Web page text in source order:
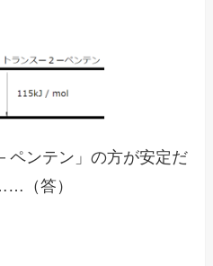
ペンテン」の方が安定だ
（答）